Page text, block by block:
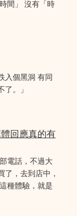
間」 沒有「時
入個黑洞 有同
。」
回應真的有
電話，不過大
，去到店中，
種體驗，就是